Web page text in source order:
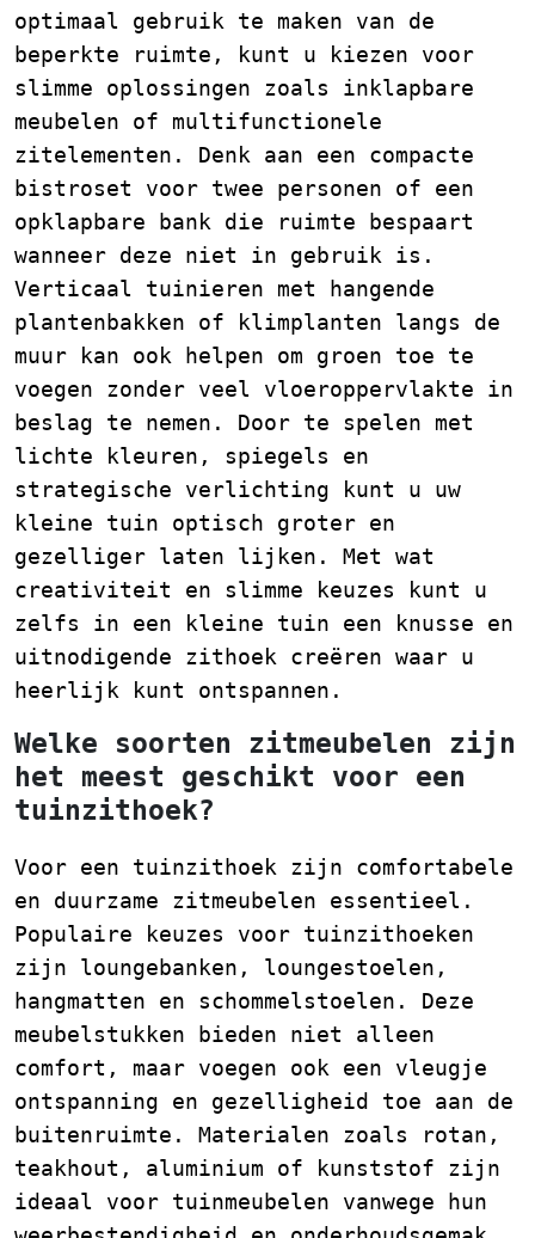
optimaal gebruik te maken van de
beperkte ruimte, kunt u kiezen voor
slimme oplossingen zoals inklapbare
meubelen of multifunctionele
zitelementen. Denk aan een compacte
bistroset voor twee personen of een
opklapbare bank die ruimte bespaart
wanneer deze niet in gebruik is.
Verticaal tuinieren met hangende
plantenbakken of klimplanten langs de
muur kan ook helpen om groen toe te
voegen zonder veel vloeroppervlakte in
beslag te nemen. Door te spelen met
lichte kleuren, spiegels en
strategische verlichting kunt u uw
kleine tuin optisch groter en
gezelliger laten lijken. Met wat
creativiteit en slimme keuzes kunt u
zelfs in een kleine tuin een knusse en
uitnodigende zithoek creëren waar u
heerlijk kunt ontspannen.
Welke soorten zitmeubelen zijn
het meest geschikt voor een
tuinzithoek?
Voor een tuinzithoek zijn comfortabele
en duurzame zitmeubelen essentieel.
Populaire keuzes voor tuinzithoeken
zijn loungebanken, loungestoelen,
hangmatten en schommelstoelen. Deze
meubelstukken bieden niet alleen
comfort, maar voegen ook een vleugje
ontspanning en gezelligheid toe aan de
buitenruimte. Materialen zoals rotan,
teakhout, aluminium of kunststof zijn
ideaal voor tuinmeubelen vanwege hun